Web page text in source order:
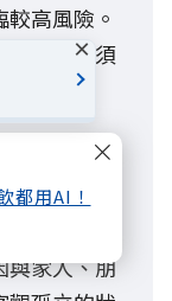
都用AI！
高風險。
的建構必須
獨是主觀
結狀態。
與家人、朋
×